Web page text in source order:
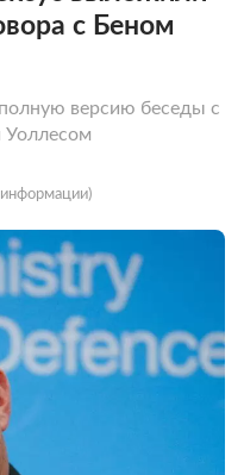
с Беном
версию беседы с